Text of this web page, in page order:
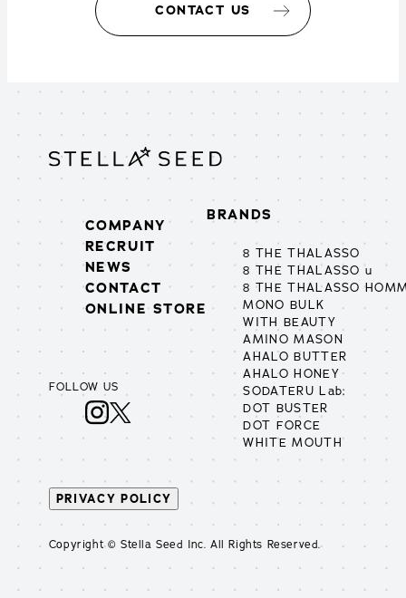
CONTACT US
COMPANY
RECRUIT
NEWS
CONTACT
ONLINE STORE
FOLLOW US
BRANDS
8 THE THALASSO
8 THE THALASSO u
8 THE THALASSO
MONO BULK
WITH BEAUTY
AMINO MASON
AHALO BUTTER
AHALO HONEY
SODATERU Lab:
DOT BUSTER
DOT FORCE
WHITE MOUTH
PRIVACY POLICY
Copyright © Stella Seed Inc. All Rights Reserved.